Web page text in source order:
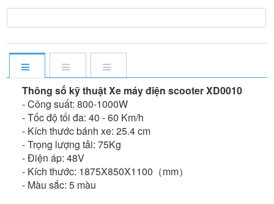
Thông số kỹ thuật Xe máy điện scooter XD0010
- Công suất: 800-1000W
- Tốc độ tối đa: 40 - 60 Km/h
- Kích thước bánh xe: 25.4 cm
- Trọng lượng tải: 75Kg
- Điện áp: 48V
- Kích thước: 1875X850X1100（mm）
- Màu sắc: 5 màu